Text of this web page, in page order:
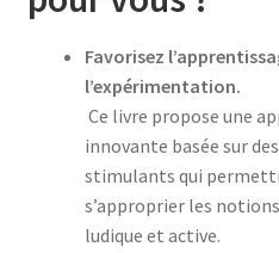
Favorisez
l’expérimentation.
Ce livre propose une
innovante basée sur
stimulants qui
s’approprier les
ludique et active.